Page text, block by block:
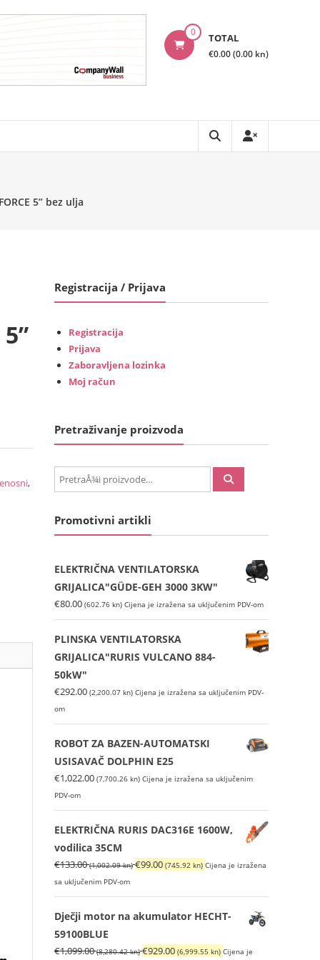
0 TOTAL
€0.00 (0.00 kn)
5” bez ulja
,
Registracija / Prijava
Registracija
Prijava
Zaboravljena lozinka
Moj račun
Pretraživanje proizvoda
PretraÅ¾i:
Promotivni artikli
ELEKTRIČNA VENTILATORSKA
GRIJALICA"GÜDE-GEH 3000 3KW"
€80.00 (602.76 kn) Cijena je izražena sa uključenim PDV-om
PLINSKA VENTILATORSKA
GRIJALICA"RURIS VULCANO 884-
50kW"
€292.00 (2,200.07 kn) Cijena je izražena sa uključenim PDV-
om
ROBOT ZA BAZEN-AUTOMATSKI
USISAVAČ DOLPHIN E25
€1,022.00 (7,700.26 kn) Cijena je izražena sa uključenim
PDV-om
ELEKTRIČNA RURIS DAC316E 1600W,
vodilica 35CM
€133.00 (1,002.09 kn)Izvorna
bila
je:
(1,002.09
€99.00 (745.92 kn) Trenutna
je:
€99.00
kn).
Cijena je izražena
sa uključenim PDV-om
Dječji motor na akumulator HECHT-
59100BLUE
€1,099.00 (8,280.42 kn)Izvorna
€929.00 (6,999.55 kn) Trenutna
Cijena je